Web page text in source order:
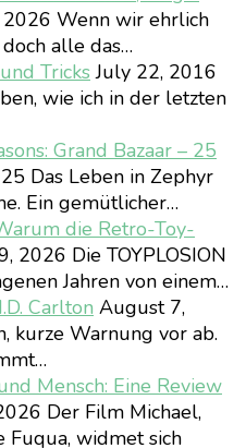
2026 Wenn wir ehrlich
alle das…
TricksJuly 22, 2016
wie ich in der letzten
Grand Bazaar – 25
Das Leben in Zephyr
Ein gemütlicher…
die Retro-Toy-
2026 Die TOYPLOSION
Jahren von einem…
Carlton August 7,
kurze Warnung vor ab.
Mensch: Eine Review
Der Film Michael,
Fuqua, widmet sich